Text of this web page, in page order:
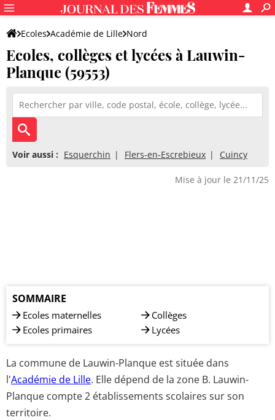
Ecoles Académie de Lille Nord
Ecoles, collèges et lycées à Lauwin-
Planque (59553)
Voir aussi : Esquerchin Flers-en-Escrebieux Cuincy
Mise à jour le 21/11/25
SOMMAIRE
Ecoles maternelles
Ecoles primaires
Collèges
Lycées
La commune de Lauwin-Planque est située dans
l'Académie de Lille. Elle dépend de la zone B. Lauwin-
Planque compte 2 établissements scolaires sur son
territoire.